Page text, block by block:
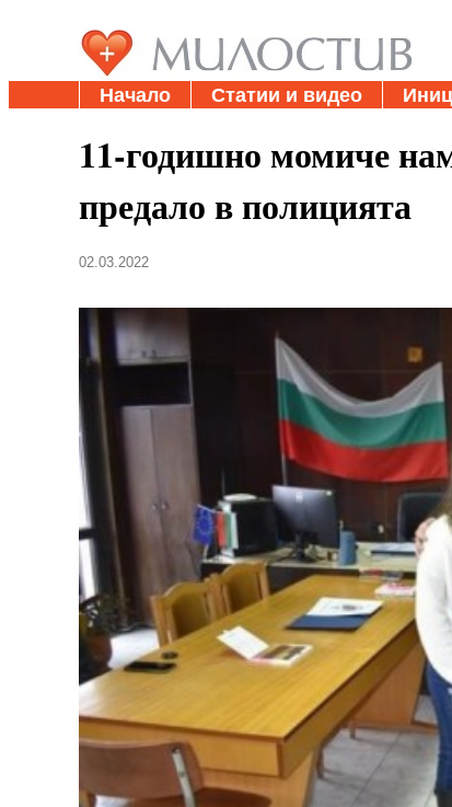
Начало Статии и видео
11-годишно момиче
предало в полицията
02.03.2022